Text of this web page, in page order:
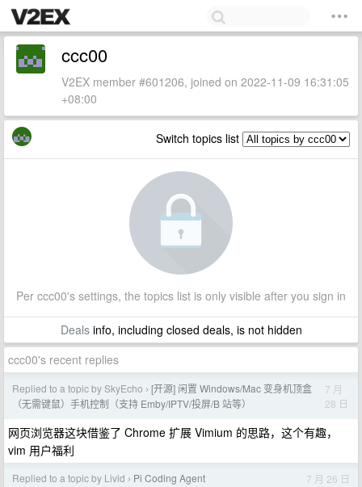
ccc00
V2EX member #601206, joined on 2022-11-09 16:31:05
+08:00
Switch topics list
Per ccc00's settings, the topics list is only visible after you sign in
Dealsinfo, including closed deals, is not hidden
ccc00's recent replies
Replied to a topic by SkyEcho › [开源] 闲置 Windows/Mac 变身机顶盒
（无需键鼠）手机控制（支持 Emby/IPTV/投屏/B 站等）
7 月
28 日
网页浏览器这块借鉴了 Chrome 扩展 Vimium 的思路，这个有趣，
vim 用户福利
Replied to a topic by Livid › Pi Coding Agent 7 月 26 日